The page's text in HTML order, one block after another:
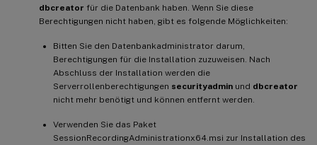
dbcreator für die Datenbank haben. Wenn Sie diese
Berechtigungen nicht haben, gibt es folgende Möglichkeiten:
Bitten Sie den Datenbankadministrator darum,
Berechtigungen für die Installation zuzuweisen. Nach
Abschluss der Installation werden die
Serverrollenberechtigungen securityadmin und dbcreator
nicht mehr benötigt und können entfernt werden.
Verwenden Sie das Paket
SessionRecordingAdministrationx64.msi zur Installation des